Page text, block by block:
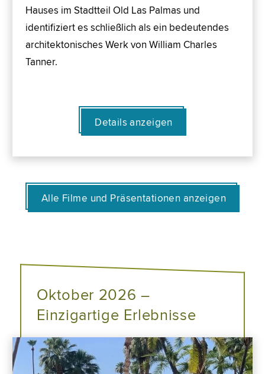
Hauses im Stadtteil Old Las Palmas und
identifiziert es schließlich als ein bedeutendes
architektonisches Werk von William Charles
Tanner.
Details anzeigen
Alle Filme und Präsentationen anzeigen
Oktober 2026 –
Einzigartige Erlebnisse